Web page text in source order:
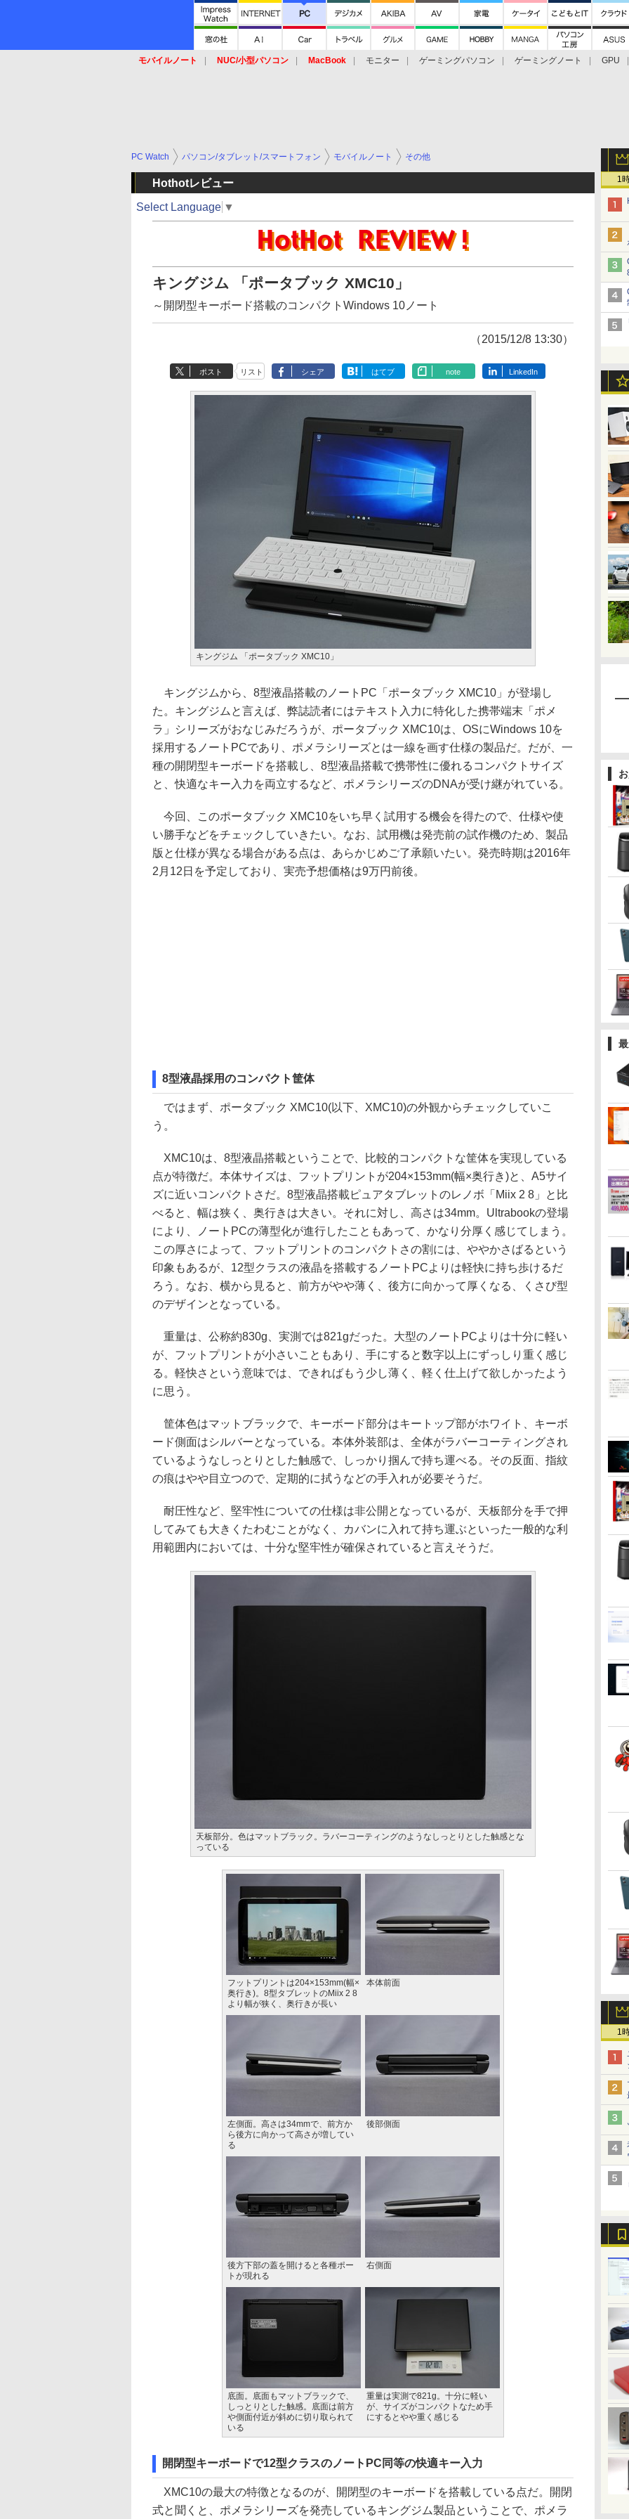
モバイルノート NUC/小型パソコン MacBook モニター ゲーミングパソコン ゲーミングノート
GPU
1
1
PC Watch パソコン/タブレット/スマートフォン モバイルノート その他
Hothotレビュー
Select Language ▼
キングジム 「ポータブック XMC10」
～開閉型キーボード搭載のコンパクトWindows 10ノート
（2015/12/8 13:30）
ポスト リスト シェア はてブ note LinkedIn
キングジム 「ポータブック XMC10」
キングジムから、8型液晶搭載のノートPC「ポータブック XMC10」が登場し
た。キングジムと言えば、弊誌読者にはテキスト入力に特化した携帯端末「ポメ
ラ」シリーズがおなじみだろうが、ポータブック XMC10は、OSにWindows 10を
採用するノートPCであり、ポメラシリーズとは一線を画す仕様の製品だ。だが、一
種の開閉型キーボードを搭載し、8型液晶搭載で携帯性に優れるコンパクトサイズ
と、快適なキー入力を両立するなど、ポメラシリーズのDNAが受け継がれている。
今回、このポータブック XMC10をいち早く試用する機会を得たので、仕様や使
い勝手などをチェックしていきたい。なお、試用機は発売前の試作機のため、製品
版と仕様が異なる場合がある点は、あらかじめご了承願いたい。発売時期は2016年
2月12日を予定しており、実売予想価格は9万円前後。
8型液晶採用のコンパクト筐体
ではまず、ポータブック XMC10(以下、XMC10)の外観からチェックしていこ
う。
XMC10は、8型液晶搭載ということで、比較的コンパクトな筐体を実現している
点が特徴だ。本体サイズは、フットプリントが204×153mm(幅×奥行き)と、A5サイ
ズに近いコンパクトさだ。8型液晶搭載ピュアタブレットのレノボ「Miix 2 8」と比
べると、幅は狭く、奥行きは大きい。それに対し、高さは34mm。Ultrabookの登場
により、ノートPCの薄型化が進行したこともあって、かなり分厚く感じてしまう。
この厚さによって、フットプリントのコンパクトさの割には、ややかさばるという
印象もあるが、12型クラスの液晶を搭載するノートPCよりは軽快に持ち歩けるだ
ろう。なお、横から見ると、前方がやや薄く、後方に向かって厚くなる、くさび型
のデザインとなっている。
重量は、公称約830g、実測では821gだった。大型のノートPCよりは十分に軽い
が、フットプリントが小さいこともあり、手にすると数字以上にずっしり重く感じ
る。軽快さという意味では、できればもう少し薄く、軽く仕上げて欲しかったよう
に思う。
筐体色はマットブラックで、キーボード部分はキートップ部がホワイト、キーボ
ード側面はシルバーとなっている。本体外装部は、全体がラバーコーティングされ
ているようなしっとりとした触感で、しっかり掴んで持ち運べる。その反面、指紋
の痕はやや目立つので、定期的に拭うなどの手入れが必要そうだ。
耐圧性など、堅牢性についての仕様は非公開となっているが、天板部分を手で押
してみても大きくたわむことがなく、カバンに入れて持ち運ぶといった一般的な利
用範囲内においては、十分な堅牢性が確保されていると言えそうだ。
天板部分。色はマットブラック。ラバーコーティングのようなしっとりとした触感とな
っている
フットプリントは204×153mm(幅×
奥行き)。8型タブレットのMiix 2 8
より幅が狭く、奥行きが長い
本体前面
左側面。高さは34mmで、前方か
ら後方に向かって高さが増してい
る
後部側面
後方下部の蓋を開けると各種ポー
トが現れる
右側面
底面。底面もマットブラックで、
しっとりとした触感。底面は前方
や側面付近が斜めに切り取られて
いる
重量は実測で821g。十分に軽い
が、サイズがコンパクトなため手
にするとやや重く感じる
開閉型キーボードで12型クラスのノートPC同等の快適キー入力
XMC10の最大の特徴となるのが、開閉型のキーボードを搭載している点だ。開閉
式と聞くと、ポメラシリーズを発売しているキングジム製品ということで、ポメラ